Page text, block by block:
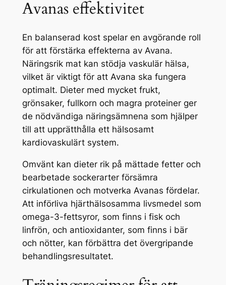
Avanas effektivitet
En balanserad kost spelar en avgörande roll
för att förstärka effekterna av Avana.
Näringsrik mat kan stödja vaskulär hälsa,
vilket är viktigt för att Avana ska fungera
optimalt. Dieter med mycket frukt,
grönsaker, fullkorn och magra proteiner ger
de nödvändiga näringsämnena som hjälper
till att upprätthålla ett hälsosamt
kardiovaskulärt system.
Omvänt kan dieter rik på mättade fetter och
bearbetade sockerarter försämra
cirkulationen och motverka Avanas fördelar.
Att införliva hjärthälsosamma livsmedel som
omega-3-fettsyror, som finns i fisk och
linfrön, och antioxidanter, som finns i bär
och nötter, kan förbättra det övergripande
behandlingsresultatet.